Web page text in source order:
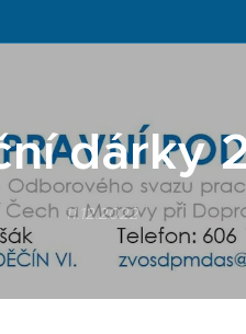
dárky
11.12.2022